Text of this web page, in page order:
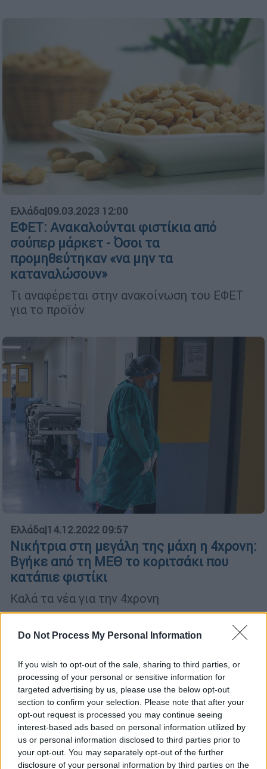
Do Not Process My Personal Information
If you wish to opt-out of the sale, sharing to third parties, or
processing of your personal or sensitive information for
targeted advertising by us, please use the below opt-out
section to confirm your selection. Please note that after your
opt-out request is processed you may continue seeing
interest-based ads based on personal information utilized by
us or personal information disclosed to third parties prior to
your opt-out. You may separately opt-out of the further
disclosure of your personal information by third parties on the
Ελλάδα|09.03.2023 12:00
ΕΦΕΤ: Ανακαλούνται φιστίκια από
σούπερ μάρκετ - Όσοι τα
προμηθεύτηκαν «να μην τα
καταναλώσουν»
Τι αναφέρεται στην ανακοίνωση του ΕΦΕΤ
για το προϊόν
Ελλάδα|14.12.2022 09:57
Νικήτρια στη μεγάλη της μάχη η 4χρονη:
Βγήκε από τη ΜΕΘ το κοριτσάκι που
κατάπιε φιστίκι
Καλά τα νέα για την 4χρονη